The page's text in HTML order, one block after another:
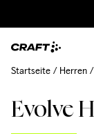
Evolve
Startseite Herren
Outlet